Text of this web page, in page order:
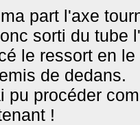
part l'axe
sorti du tube
le ressort en
de dedans.
pu procéder
!